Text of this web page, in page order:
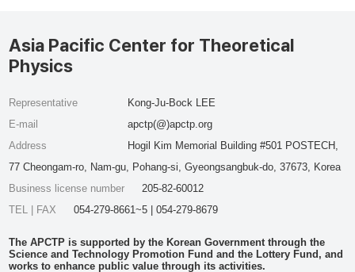
Asia Pacific Center for Theoretical
Physics
Representative
Kong-Ju-Bock LEE
E-mail
apctp(@)apctp.org
Address
Hogil Kim Memorial Building #501 POSTECH,
77 Cheongam-ro, Nam-gu, Pohang-si, Gyeongsangbuk-do, 37673, Korea
Business license number
205-82-60012
TEL | FAX
054-279-8661~5 | 054-279-8679
The APCTP is supported by the Korean Government through the
Science and Technology Promotion Fund and the Lottery Fund, and
works to enhance public value through its activities.